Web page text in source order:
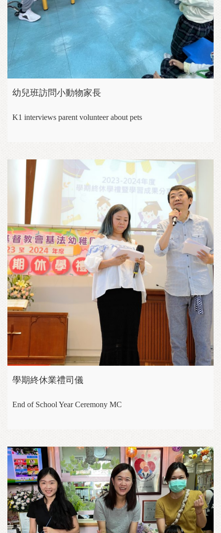
幼兒班訪問小動物家長
K1 interviews parent volunteer about pets
學期終休業禮司儀
End of School Year Ceremony MC